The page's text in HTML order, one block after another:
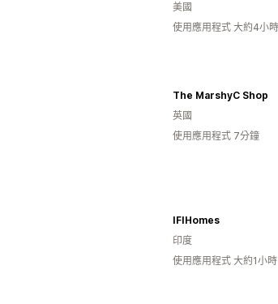
美國
使用應用程式 大約4小時
The MarshyC Shop
英國
使用應用程式 7分鐘
IFIHomes
印度
使用應用程式 大約1小時